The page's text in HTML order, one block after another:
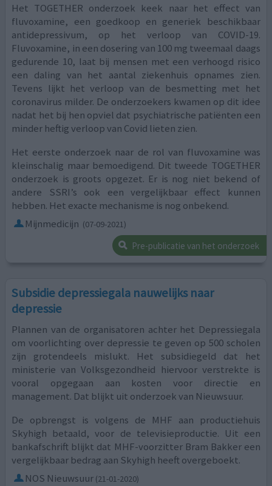
Het TOGETHER onderzoek keek naar het effect van
fluvoxamine, een goedkoop en generiek beschikbaar
antidepressivum, op het verloop van COVID-19.
Fluvoxamine, in een dosering van 100 mg tweemaal daags
gedurende 10, laat bij mensen met een verhoogd risico
een daling van het aantal ziekenhuis opnames zien.
Tevens lijkt het verloop van de besmetting met het
coronavirus milder. De onderzoekers kwamen op dit idee
nadat het bij hen opviel dat psychiatrische patiënten een
minder heftig verloop van Covid lieten zien.
Het eerste onderzoek naar de rol van fluvoxamine was
kleinschalig maar bemoedigend. Dit tweede TOGETHER
onderzoek is groots opgezet. Er is nog niet bekend of
andere SSRI’s ook een vergelijkbaar effect kunnen
hebben. Het exacte mechanisme is nog onbekend.
Mijnmedicijn (07-09-2021)
Pre-publicatie van het onderzoek
Subsidie depressiegala nauwelijks naar
depressie
Plannen van de organisatoren achter het Depressiegala
om voorlichting over depressie te geven op 500 scholen
zijn grotendeels mislukt. Het subsidiegeld dat het
ministerie van Volksgezondheid hiervoor verstrekte is
vooral opgegaan aan kosten voor directie en
management. Dat blijkt uit onderzoek van Nieuwsuur.
De opbrengst is volgens de MHF aan productiehuis
Skyhigh betaald, voor de televisieproductie. Uit een
bankafschrift blijkt dat MHF-voorzitter Bram Bakker een
vergelijkbaar bedrag aan Skyhigh heeft overgeboekt.
NOS Nieuwsuur (21-01-2020)